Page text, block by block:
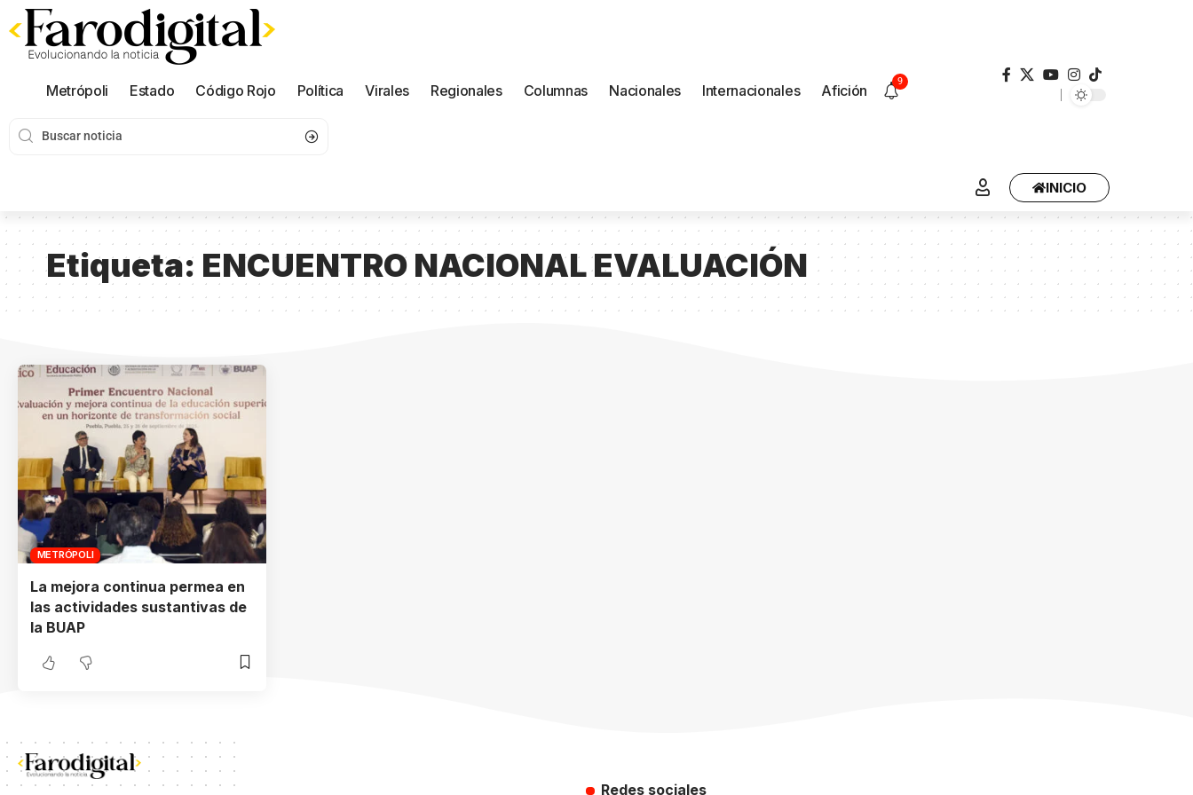
Metrópoli Estado Código Rojo Política Virales Regionales Columnas Nacionales Internacionales Afición
9
INICIO
Etiqueta: ENCUENTRO NACIONAL EVALUACIÓN
METRÓPOLI
La mejora continua permea en
las actividades sustantivas de
la BUAP
Redes sociales